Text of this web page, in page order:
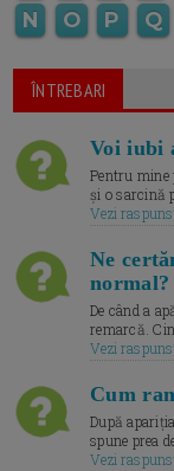
N
O P Q
ÎNTREBARI
Voi iubi
Pentru mine
și o sarcină
Vezi
Ne
normal?
De când a
remarcă.
Vezi
Cum
După
spune prea
Vezi